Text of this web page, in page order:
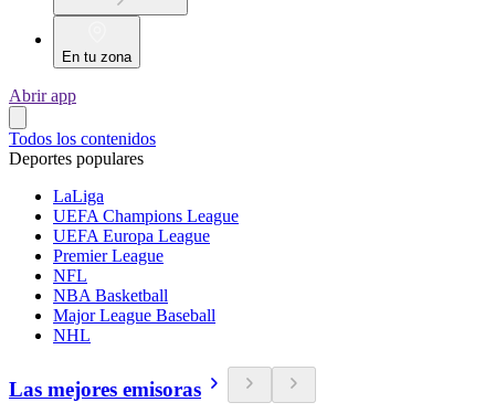
En tu zona
Abrir app
Todos los contenidos
Deportes populares
LaLiga
UEFA Champions League
UEFA Europa League
Premier League
NFL
NBA Basketball
Major League Baseball
NHL
Las mejores emisoras